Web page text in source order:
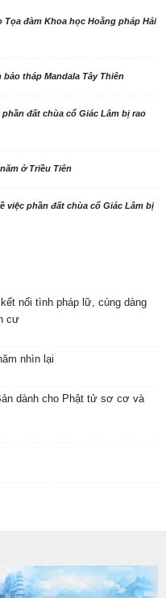
đàm Khoa học Hoằng pháp Hải
tháp Mandala Tây Thiên
đất chùa cổ Giác Lâm bị rao
ở Triều Tiên
việc phần đất chùa cổ Giác Lâm bị
nối tình pháp lữ, cúng dàng
cư
nhìn lại
dành cho Phật tử sơ cơ và